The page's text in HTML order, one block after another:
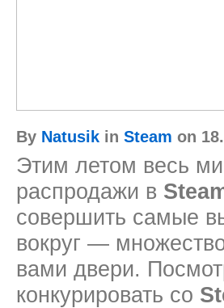
By Natusik in Steam on
Этим летом весь
распродажи в
совершить самые
вокруг —
вами двери.
конкурировать со